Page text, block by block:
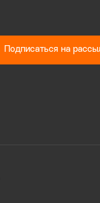
Подписаться на